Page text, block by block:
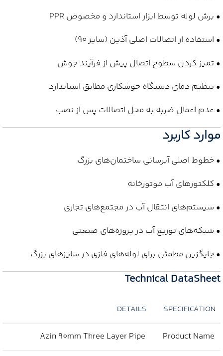
• برش لوله توسط ابزار استاندارد و مخصوص PPR
• استفاده از اتصالات اصلی آذین (سایز 90)
• تمیز کردن سطوح اتصال پیش از فرآیند جوش
• تنظیم دمای دستگاه جوشکاری مطابق استاندارد
• عدم اعمال ضربه به محل اتصالات پس از نصب
موارد کاربرد
• خطوط اصلی آبرسانی ساختمان‌های بزرگ
• کلکتورهای آب موتورخانه
• سیستم‌های انتقال آب در مجتمع‌های تجاری
• شبکه‌های توزیع آب در پروژه‌های صنعتی
• جایگزین مطمئن برای لوله‌های فلزی در سایزهای بزرگ
Technical DataSheet
SPECIFICATION
DETAILS
Product Name
Azin 90mm Three Layer Pipe